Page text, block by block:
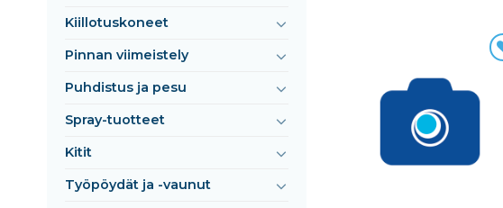
Kiillotuskoneet
Pinnan viimeistely
Puhdistus ja pesu
Spray-tuotteet
Kitit
Työpöydät ja -vaunut
muunnelma.
tehdä
valinnat
tuotteen